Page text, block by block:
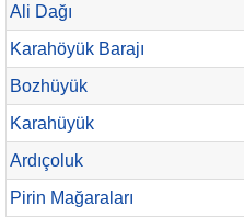
Ali Dağı
Karahöyük Barajı
Bozhüyük
Karahüyük
Ardıçoluk
Pirin Mağaraları